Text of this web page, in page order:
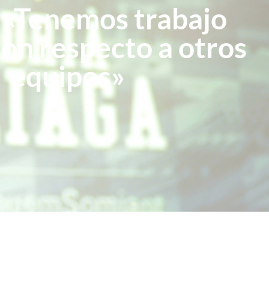
trabajo
respecto a otros
equipos»